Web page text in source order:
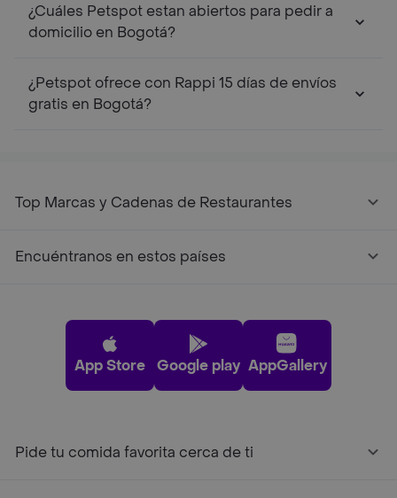
¿Cuáles Petspot estan abiertos para pedir a
domicilio en Bogotá?
¿Petspot ofrece con Rappi 15 días de envíos
gratis en Bogotá?
Top Marcas y Cadenas de Restaurantes
Encuéntranos en estos países
App Store Google play AppGallery
Pide tu comida favorita cerca de ti